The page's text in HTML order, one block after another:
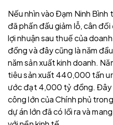
Nếu nhìn vào Đạm Ninh
đã phấn đấu giảm lỗ, cân
lợi nhuận sau thuế của
đồng và đây cũng là năm
năm sản xuất kinh doanh.
tiêu sản xuất 440,000 tấn
ước đạt 4,000 tỷ đồng. Đây
công lớn của Chính phủ
dự án lớn đã có lối ra và